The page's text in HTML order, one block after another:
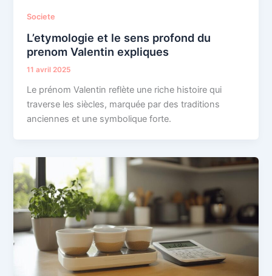
Societe
L’etymologie et le sens profond du
prenom Valentin expliques
11 avril 2025
Le prénom Valentin reflète une riche histoire qui
traverse les siècles, marquée par des traditions
anciennes et une symbolique forte.